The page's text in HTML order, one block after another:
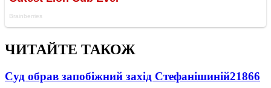
ЧИТАЙТЕ ТАКОЖ
Суд обрав запобіжний захід Стефанішиній21866